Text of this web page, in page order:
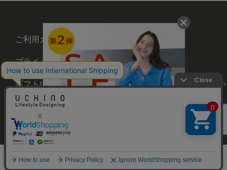
メニュー カート
ご利用ガイド 会社概要
プライバシーポリシー 刺繍について
ギフトについて
UCHINOメンバーズについ